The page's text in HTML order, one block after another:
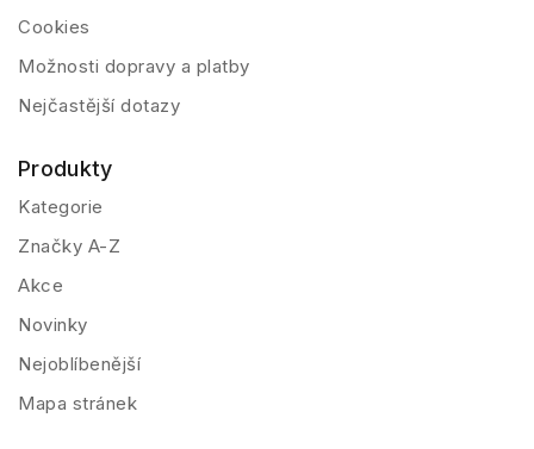
Cookies
Možnosti dopravy a platby
Nejčastější dotazy
Produkty
Kategorie
Značky A-Z
Akce
Novinky
Nejoblíbenější
Mapa stránek